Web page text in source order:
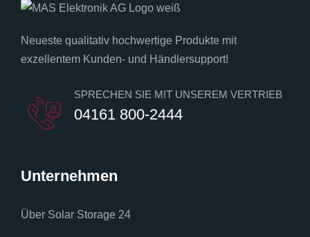
Neueste qualitativ hochwertige Produkte mit
exzellentem Kunden- und Händlersupport!
SPRECHEN SIE MIT UNSEREM VERTRIEB
04161 800-2444
Unternehmen
Über Solar Storage 24